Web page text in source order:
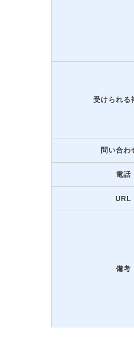
受けられる
問い合わ
電話
URL
備考